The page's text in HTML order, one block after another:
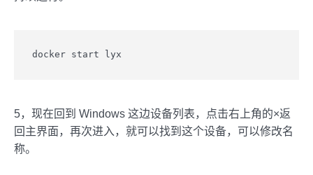
docker start lyx
5，现在回到 Windows 这边设备列表，点击右上角的×返
回主界面，再次进入，就可以找到这个设备，可以修改名
称。